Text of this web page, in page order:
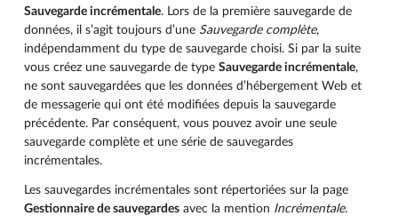
Sauvegarde incrémentale. Lors de la première sauvegarde de
données, il s’agit toujours d’une Sauvegarde complète,
indépendamment du type de sauvegarde choisi. Si par la suite
vous créez une sauvegarde de type Sauvegarde incrémentale,
ne sont sauvegardées que les données d’hébergement Web et
de messagerie qui ont été modifiées depuis la sauvegarde
précédente. Par conséquent, vous pouvez avoir une seule
sauvegarde complète et une série de sauvegardes
incrémentales.
Les sauvegardes incrémentales sont répertoriées sur la page
Gestionnaire de sauvegardes avec la mention Incrémentale.